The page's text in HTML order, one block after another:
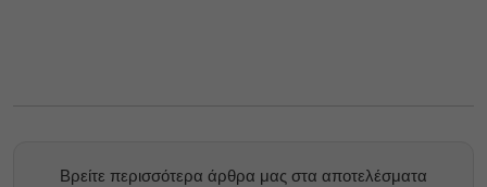
Βρείτε περισσότερα άρθρα μας στα αποτελέσματα